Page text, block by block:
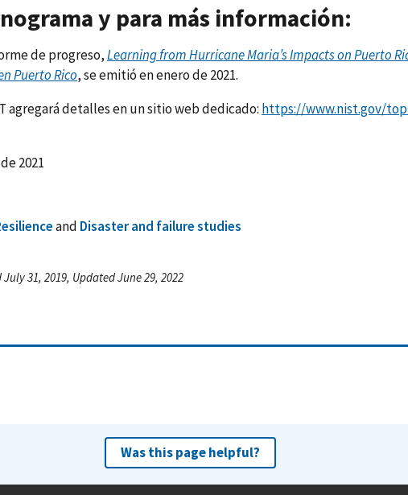
y para más información:
de progreso,Learning from Hurricane Maria’s Impacts on Puerto
Puerto Rico, se emitió en enero de 2021.
agregará detalles en un sitio web dedicado: https://www.nist.gov/
2021
and Disaster and failure studies
July 31, 2019, Updated June 29, 2022
Was this page helpful?